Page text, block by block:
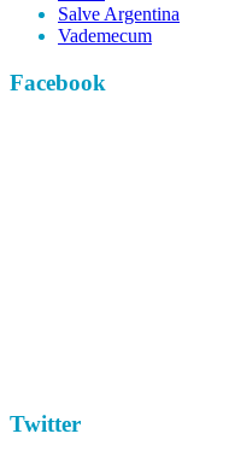
Salve Argentina
Vademecum
Facebook
Twitter